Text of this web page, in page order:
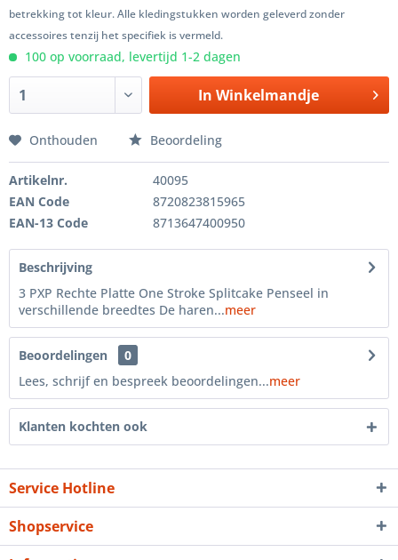
betrekking tot kleur. Alle kledingstukken worden geleverd zonder
accessoires tenzij het specifiek is vermeld.
100 op voorraad, levertijd 1-2 dagen
In Winkelmandje
Onthouden Beoordeling
Artikelnr.
40095
EAN Code
8720823815965
EAN-13 Code
8713647400950
Beschrijving
3 PXP Rechte Platte One Stroke Splitcake Penseel in
verschillende breedtes De haren...meer
Beoordelingen
0
Lees, schrijf en bespreek beoordelingen...meer
Klanten kochten ook
Service Hotline
Shopservice